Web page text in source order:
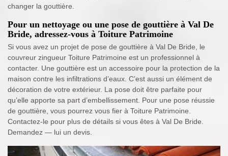
changer la gouttière.
Pour un nettoyage ou une pose de gouttière à Val De
Bride, adressez-vous à Toiture Patrimoine
Si vous avez un projet de pose de gouttière à Val De Bride, le
couvreur zingueur Toiture Patrimoine est un professionnel à
contacter. Une gouttière est un accessoire pour la protection de la
maison contre les infiltrations d’eaux. C’est aussi un élément de
décoration de votre extérieur. La pose doit être parfaite pour
qu’elle apporte sa part d’embellissement. Pour une pose réussie
de gouttière, vous pourrez vous fier à Toiture Patrimoine.
Contactez-le pour plus de détails si vous êtes à Val De Bride.
Demandez — lui un devis.